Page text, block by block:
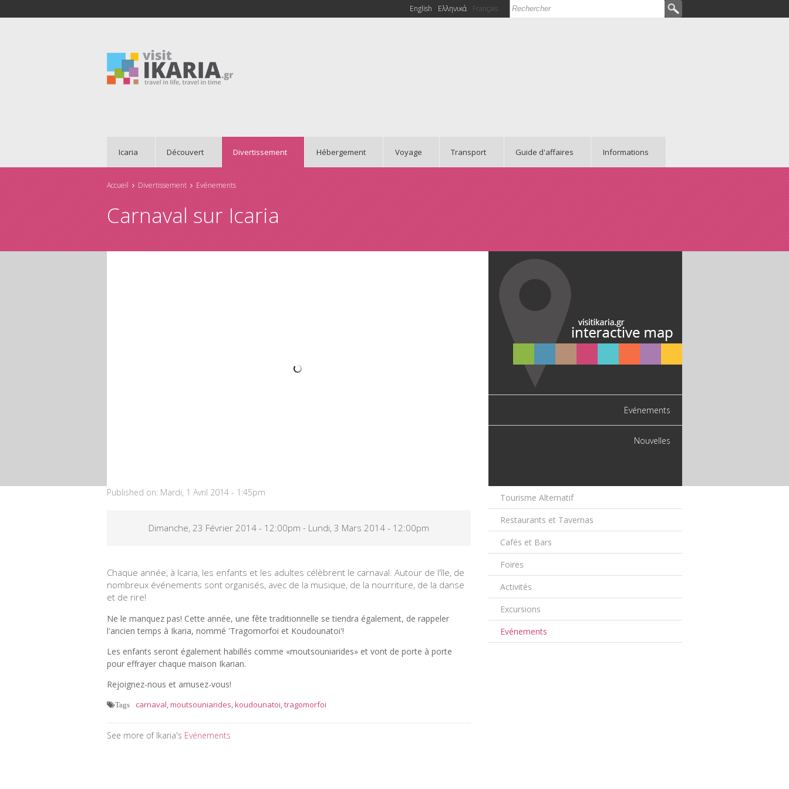
Formulaire de recherche
Rechercher
English Ελληνικά Français
Icaria Découvert Divertissement Hébergement Voyage Transport Guide d'affaires Informations
Accueil Divertissement Evénements
Carnaval sur Icaria
Evénements
Nouvelles
Published on: Mardi, 1 Avril 2014 - 1:45pm
Dimanche, 23 Février 2014 - 12:00pm - Lundi, 3 Mars 2014 - 12:00pm
Chaque année, à Icaria, les enfants et les adultes célèbrent le carnaval. Autour de l'île, de
nombreux événements sont organisés, avec de la musique, de la nourriture, de la danse
et de rire!
Ne le manquez pas! Cette année, une fête traditionnelle se tiendra également, de rappeler
l'ancien temps à Ikaria, nommé 'Tragomorfoi et Koudounatoi'!
Les enfants seront également habillés comme «moutsouniarides» et vont de porte à porte
pour effrayer chaque maison Ikarian.
Rejoignez-nous et amusez-vous!
Tags carnaval,moutsouniarides,koudounatoi,tragomorfoi
See more of Ikaria's Evénements
Tourisme Alternatif
Restaurants et Tavernas
Cafés et Bars
Foires
Activités
Excursions
Evénements